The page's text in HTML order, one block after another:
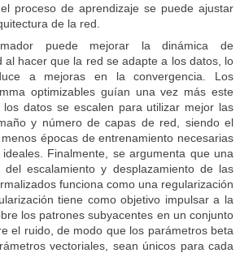
proceso de aprendizaje se puede ajustar
de la red.
puede mejorar la dinámica de
al hacer que la red se adapte a los datos, lo
a mejoras en la convergencia. Los
optimizables guían una vez más este
datos se escalen para utilizar mejor las
y número de capas de red, siendo el
épocas de entrenamiento necesarias
Finalmente, se argumenta que una
del escalamiento y desplazamiento de las
funciona como una regularización
tiene como objetivo impulsar a la
los patrones subyacentes en un conjunto
el ruido, de modo que los parámetros beta
vectoriales, sean únicos para cada